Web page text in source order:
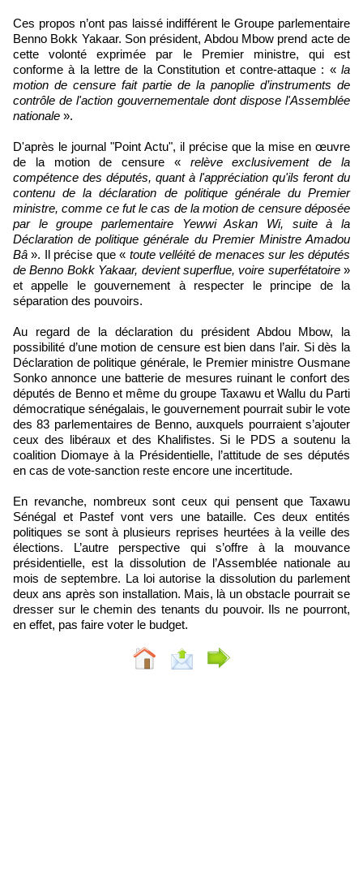
Ces propos n’ont pas laissé indifférent le Groupe parlementaire
Benno Bokk Yakaar. Son président, Abdou Mbow prend acte de
cette volonté exprimée par le Premier ministre, qui est
conforme à la lettre de la Constitution et contre-attaque : « la
motion de censure fait partie de la panoplie d’instruments de
contrôle de l'action gouvernementale dont dispose l'Assemblée
nationale ».
D'après le journal "Point Actu", il précise que la mise en œuvre
de la motion de censure « relève exclusivement de la
compétence des députés, quant à l'appréciation qu'ils feront du
contenu de la déclaration de politique générale du Premier
ministre, comme ce fut le cas de la motion de censure déposée
par le groupe parlementaire Yewwi Askan Wi, suite à la
Déclaration de politique générale du Premier Ministre Amadou
Bâ». Il précise que « toute velléité de menaces sur les députés
de Benno Bokk Yakaar, devient superflue, voire superfétatoire»
et appelle le gouvernement à respecter le principe de la
séparation des pouvoirs.
Au regard de la déclaration du président Abdou Mbow, la
possibilité d’une motion de censure est bien dans l’air. Si dès la
Déclaration de politique générale, le Premier ministre Ousmane
Sonko annonce une batterie de mesures ruinant le confort des
députés de Benno et même du groupe Taxawu et Wallu du Parti
démocratique sénégalais, le gouvernement pourrait subir le vote
des 83 parlementaires de Benno, auxquels pourraient s’ajouter
ceux des libéraux et des Khalifistes. Si le PDS a soutenu la
coalition Diomaye à la Présidentielle, l’attitude de ses députés
en cas de vote-sanction reste encore une incertitude.
En revanche, nombreux sont ceux qui pensent que Taxawu
Sénégal et Pastef vont vers une bataille. Ces deux entités
politiques se sont à plusieurs reprises heurtées à la veille des
élections. L’autre perspective qui s’offre à la mouvance
présidentielle, est la dissolution de l’Assemblée nationale au
mois de septembre. La loi autorise la dissolution du parlement
deux ans après son installation. Mais, là un obstacle pourrait se
dresser sur le chemin des tenants du pouvoir. Ils ne pourront,
en effet, pas faire voter le budget.